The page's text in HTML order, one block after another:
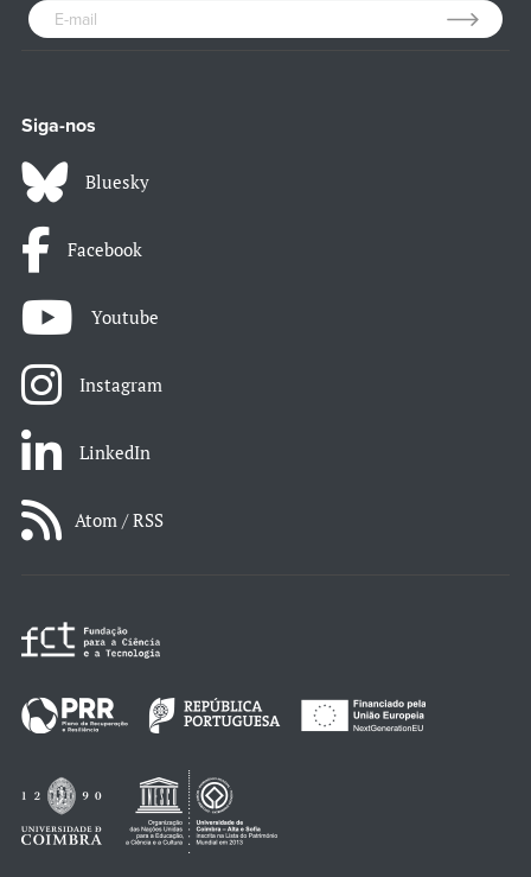
Siga-nos
Bluesky
Facebook
Youtube
Instagram
LinkedIn
Atom / RSS